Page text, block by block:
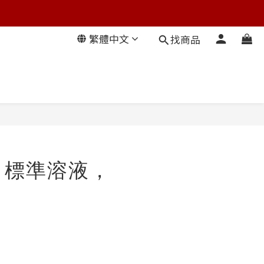
繁體中文
找商品
準溶液，